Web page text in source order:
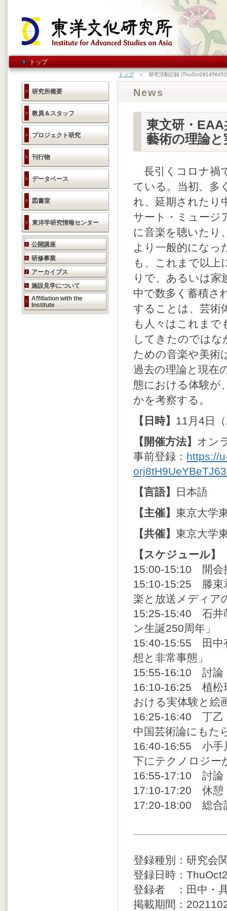
トップ
研究所概要
教員＆スタッフ
プロジェクト研究
刊行物
データベース
図書室
東洋学研究情報センター
研究活動のご案内
公開講座
研修事業
アーカイブス
施設見学について
Affiliation with the
Institute
トップ＞ 研究活動記録
News
東文研・
藝術の理論
長引くコロナ禍
ている。当初、多
れ、延期されたり
サート・ミュージ
に音楽を聴いたり
より一般的になっ
も、これまで以
りで、あるいは家
中で数多く蓄積さ
することは、芸術
も人々はこれまで
してきたのではな
ための音楽や美術
過去の理論と現在
態における体験が
かを考察する。
【日時】 11月4日
【開催方法】 オン
事前登録： https://
【言語】
日本語
【主催】 東京大学
【共催】 東京大学
【スケジュール】
15:00-15:10 開会
15:10-15:25 滕束
楽と放送メディア
15:25-15:40 石井
ン生誕250周年」
15:40-15:55 田中
想と非常事態」
15:55-16:10 討論
16:10-16:25 植松
おける実体験と絵
16:25-16:40 丁乙
中国芸術論にもた
16:40-16:55 小手
下にテクノロジー
16:55-17:10 討論
17:10-17:20 休憩
17:20-18:00 総合
登録種別：研究会
登録日時：
登録者 ：田中・
掲載期間：